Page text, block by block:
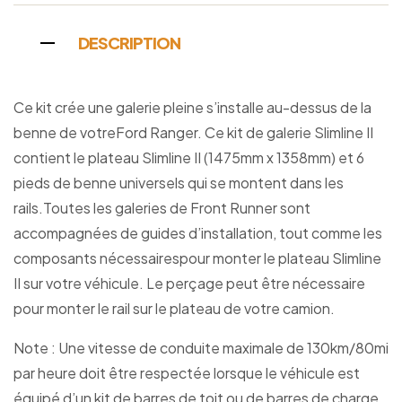
DESCRIPTION
Ce kit crée une galerie pleine s’installe au-dessus de la
benne de votreFord Ranger. Ce kit de galerie Slimline II
contient le plateau Slimline II (1475mm x 1358mm) et 6
pieds de benne universels qui se montent dans les
rails.Toutes les galeries de Front Runner sont
accompagnées de guides d’installation, tout comme les
composants nécessairespour monter le plateau Slimline
II sur votre véhicule. Le perçage peut être nécessaire
pour monter le rail sur le plateau de votre camion.
Note : Une vitesse de conduite maximale de 130km/80mi
par heure doit être respectée lorsque le véhicule est